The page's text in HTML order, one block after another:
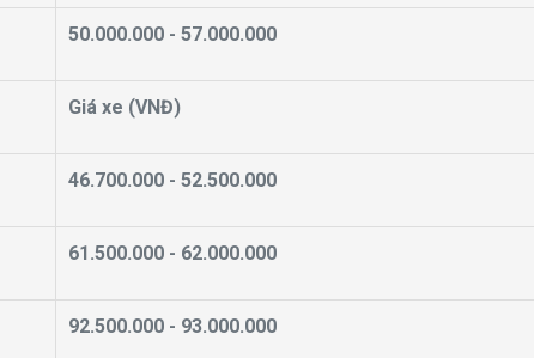
50.000.000 - 57.000.000
Giá xe (VNĐ)
46.700.000 - 52.500.000
61.500.000 - 62.000.000
92.500.000 - 93.000.000